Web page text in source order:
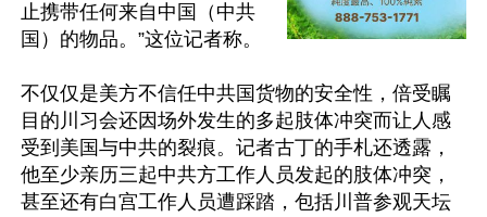
止携带任何来自中国（中共
国）的物品。”这位记者称。
不仅仅是美方不信任中共国货物的安全性，倍受瞩
目的川习会还因场外发生的多起肢体冲突而让人感
受到美国与中共的裂痕。记者古丁的手札还透露，
他至少亲历三起中共方工作人员发起的肢体冲突，
甚至还有白宫工作人员遭踩踏，包括川普参观天坛